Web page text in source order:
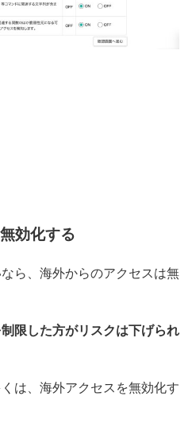
効化する
ら、海外からのアクセスは無
限した方がリスクは下げられ
は、海外アクセスを無効化す